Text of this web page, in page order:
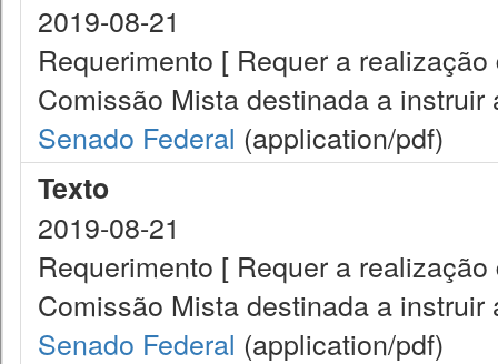
2019-08-21
Requerimento [ Requer a
Comissão Mista destinada a instruir
Senado Federal (application/pdf)
Texto
2019-08-21
Requerimento [ Requer a
Comissão Mista destinada a instruir
Senado Federal (application/pdf)